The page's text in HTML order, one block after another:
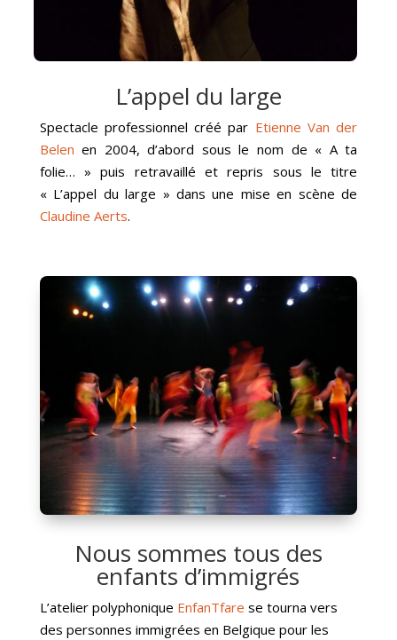
L’appel du large
Spectacle professionnel créé par Etienne Van der
Belen en 2004, d’abord sous le nom de « A ta
folie… » puis retravaillé et repris sous le titre
« L’appel du large » dans une mise en scène de
Claudine Aerts.
Nous sommes tous des
enfants d’immigrés
L’atelier polyphonique EnfanTfare se tourna vers
des personnes immigrées en Belgique pour les